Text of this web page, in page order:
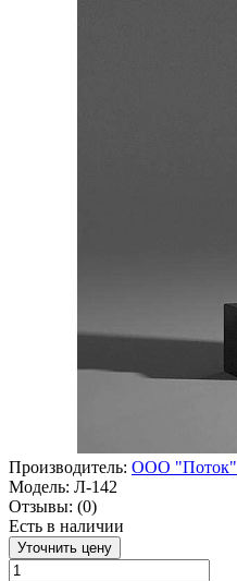
Производитель: ООО "Поток"
Модель: Л-142
Отзывы: (0)
Есть в наличии
Уточнить цену